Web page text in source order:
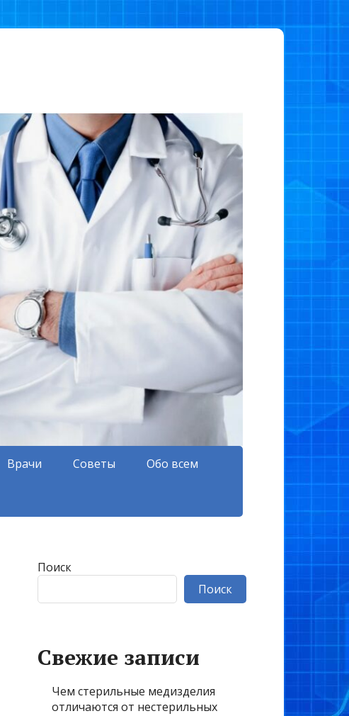
Врачи Советы Обо всем
Поиск
Поиск
Свежие записи
Чем стерильные медизделия
отличаются от нестерильных